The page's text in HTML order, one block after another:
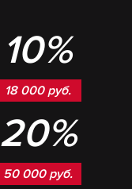
10%
18 000 руб.
20%
50 000 руб.